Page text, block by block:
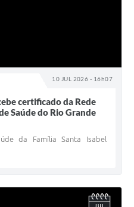
10 JUL 2026 - 16h07
certificado da Rede
Saúde do Rio Grande
da Família Santa Isabel